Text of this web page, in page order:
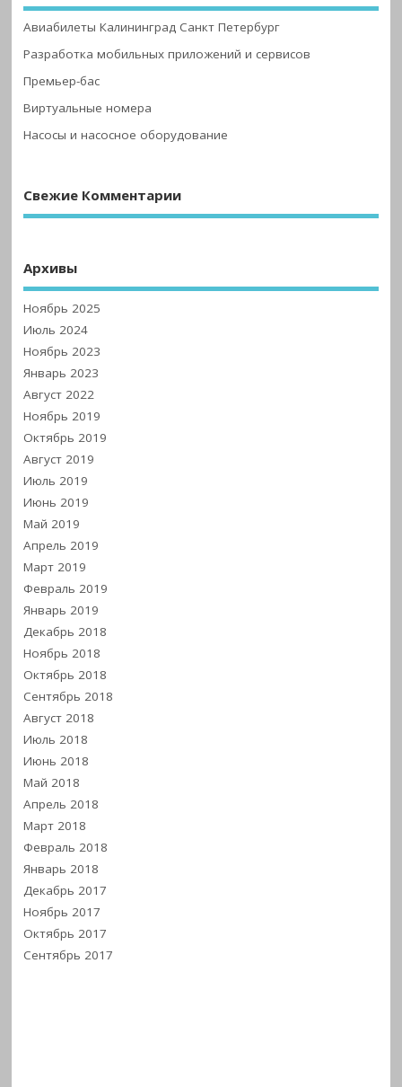
Авиабилеты Калининград Санкт Петербург
Разработка мобильных приложений и сервисов
Премьер-бас
Виртуальные номера
Насосы и насосное оборудование
Свежие Комментарии
Архивы
Ноябрь 2025
Июль 2024
Ноябрь 2023
Январь 2023
Август 2022
Ноябрь 2019
Октябрь 2019
Август 2019
Июль 2019
Июнь 2019
Май 2019
Апрель 2019
Март 2019
Февраль 2019
Январь 2019
Декабрь 2018
Ноябрь 2018
Октябрь 2018
Сентябрь 2018
Август 2018
Июль 2018
Июнь 2018
Май 2018
Апрель 2018
Март 2018
Февраль 2018
Январь 2018
Декабрь 2017
Ноябрь 2017
Октябрь 2017
Сентябрь 2017